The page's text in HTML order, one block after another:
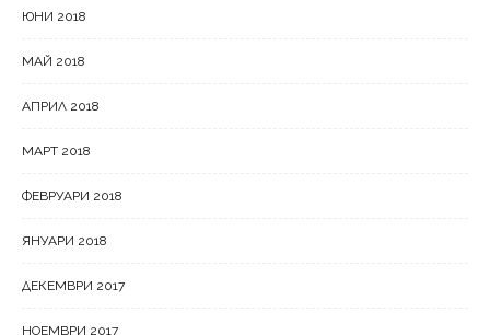
ЮНИ 2018
МАЙ 2018
АПРИЛ 2018
МАРТ 2018
ФЕВРУАРИ 2018
ЯНУАРИ 2018
ДЕКЕМВРИ 2017
НОЕМВРИ 2017